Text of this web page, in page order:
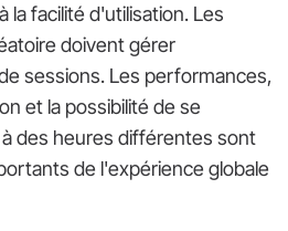
la facilité d'utilisation. Les
doivent gérer
sessions. Les performances,
et la possibilité de se
des heures différentes sont
de l'expérience globale